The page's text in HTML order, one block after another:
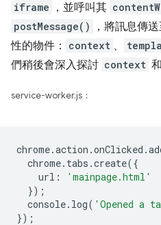
iframe ，並呼叫其
postMessage()
，將訊息傳
性的物件：
context 、
們稍後會深入探討 context 和
service-worker.js：
chrome.action .onClicked .
chrome. tabs .create({
url :
'mainpage.html'
});
console. log( 'Opened a
});